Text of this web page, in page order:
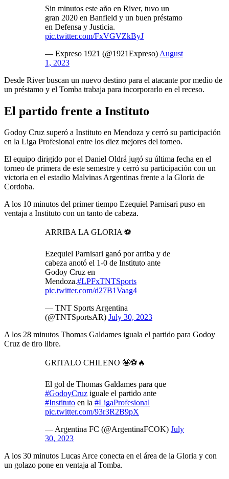
Sin minutos este año en River, tuvo un
gran 2020 en Banfield y un buen préstamo
en Defensa y Justicia.
pic.twitter.com/FxVGVZkByJ
— Expreso 1921 (@1921Expreso) August
1, 2023
Desde River buscan un nuevo destino para el atacante por medio de
un préstamo y el Tomba trabaja para incorporarlo en el receso.
El partido frente a Instituto
Godoy Cruz superó a Instituto en Mendoza y cerró su participación
en la Liga Profesional entre los diez mejores del torneo.
El equipo dirigido por el Daniel Oldrá jugó su última fecha en el
torneo de primera de este semestre y cerró su participación con un
victoria en el estadio Malvinas Argentinas frente a la Gloria de
Cordoba.
A los 10 minutos del primer tiempo Ezequiel Parnisari puso en
ventaja a Instituto con un tanto de cabeza.
ARRIBA LA GLORIA ⚽
Ezequiel Parnisari ganó por arriba y de
cabeza anotó el 1-0 de Instituto ante
Godoy Cruz en
Mendoza.#LPFxTNTSports
pic.twitter.com/d27B1Vaag4
— TNT Sports Argentina
(@TNTSportsAR) July 30, 2023
A los 28 minutos Thomas Galdames iguala el partido para Godoy
Cruz de tiro libre.
GRITALO CHILENO 🤪⚽️🔥
El gol de Thomas Galdames para que
#GodoyCruz iguale el partido ante
#Instituto en la #LigaProfesional
pic.twitter.com/93r3R2B9pX
— Argentina FC (@ArgentinaFCOK) July
30, 2023
A los 30 minutos Lucas Arce conecta en el área de la Gloria y con
un golazo pone en ventaja al Tomba.